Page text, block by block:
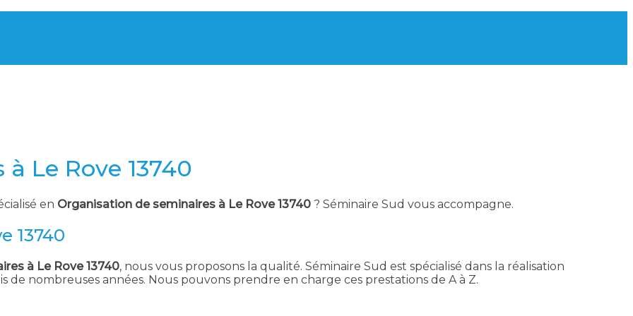
Le Rove 13740
en Organisation de seminaires à Le Rove 13740 ? Séminaire Sud vous accompagne.
13740
à Le Rove 13740, nous vous proposons la qualité. Séminaire Sud est spécialisé dans la réalisation
nombreuses années. Nous pouvons prendre en charge ces prestations de A à Z.